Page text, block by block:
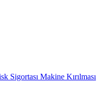
Sigortası Makine Kırılması